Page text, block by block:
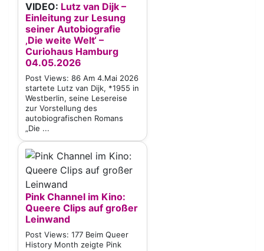
VIDEO: Lutz van Dijk –
Einleitung zur Lesung
seiner Autobiografie
‚Die weite Welt‘ –
Curiohaus Hamburg
04.05.2026
Post Views: 86 Am 4.Mai 2026
startete Lutz van Dijk, *1955 in
Westberlin, seine Lesereise
zur Vorstellung des
autobiografischen Romans
„Die ...
Pink Channel im Kino:
Queere Clips auf großer
Leinwand
Post Views: 177 Beim Queer
History Month zeigte Pink